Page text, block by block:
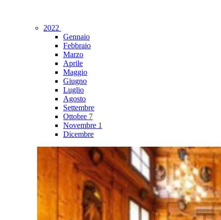
2022
Gennaio
Febbraio
Marzo
Aprile
Maggio
Giugno
Luglio
Agosto
Settembre
Ottobre 7
Novembre 1
Dicembre